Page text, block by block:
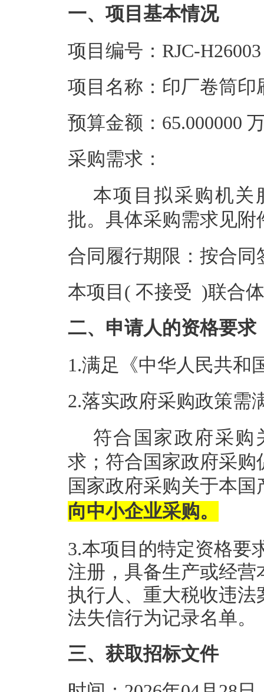
一、项目基本情况
项目编号：RJC-H26003
项目名称：印厂卷筒印
预算金额：65.000000
采购需求：
本项目拟采购机关
批。具体采购需求见附
合同履行期限：按合同
本项目( 不接受 )联合
二、申请人的资格要求
1.满足《中华人民共和
2.落实政府采购政策需
符合国家政府采购
求；符合国家政府采
国家政府采购关于本
向中小企业采购。
3.本项目的特定资格要
注册，具备生产或经
执行人、重大税收违
法失信行为记录名单。
三、获取招标文件